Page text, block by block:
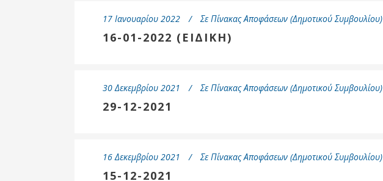
17 Ιανουαρίου 2022 Σε Πίνακας Αποφάσεων (Δημοτικού Συμβουλίου)
16-01-2022 (ΕΙΔΙΚΗ)
30 Δεκεμβρίου 2021 Σε Πίνακας Αποφάσεων (Δημοτικού Συμβουλίου)
29-12-2021
16 Δεκεμβρίου 2021 Σε Πίνακας Αποφάσεων (Δημοτικού Συμβουλίου)
15-12-2021